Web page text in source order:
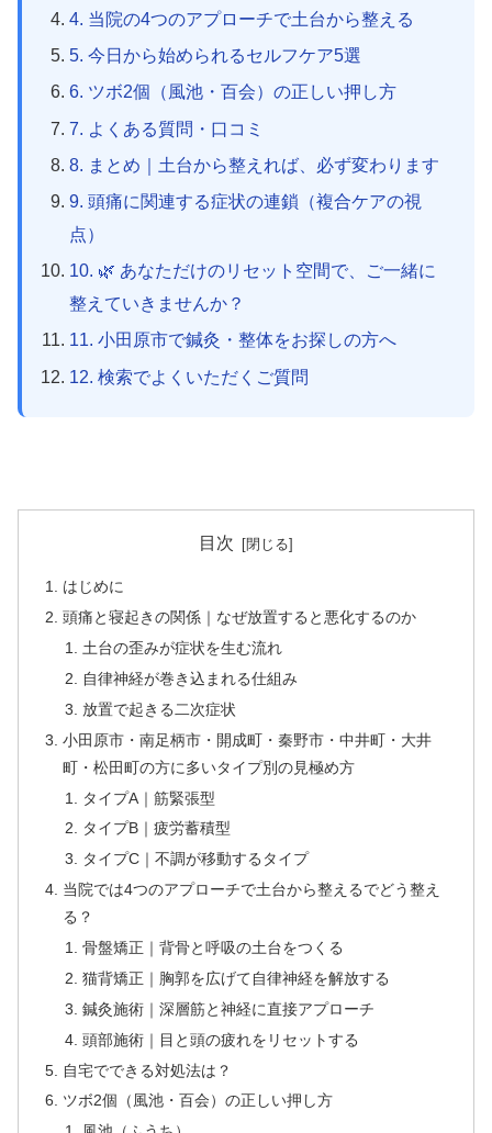
4. 当院の4つのアプローチで土台から整える
5. 今日から始められるセルフケア5選
6. ツボ2個（風池・百会）の正しい押し方
7. よくある質問・口コミ
8. まとめ｜土台から整えれば、必ず変わります
9. 頭痛に関連する症状の連鎖（複合ケアの視
点）
10. 🌿 あなただけのリセット空間で、ご一緒に
整えていきませんか？
11. 小田原市で鍼灸・整体をお探しの方へ
12. 検索でよくいただくご質問
目次
はじめに
頭痛と寝起きの関係｜なぜ放置すると悪化するのか
土台の歪みが症状を生む流れ
自律神経が巻き込まれる仕組み
放置で起きる二次症状
小田原市・南足柄市・開成町・秦野市・中井町・大井
町・松田町の方に多いタイプ別の見極め方
タイプA｜筋緊張型
タイプB｜疲労蓄積型
タイプC｜不調が移動するタイプ
当院では4つのアプローチで土台から整えるでどう整え
る？
骨盤矯正｜背骨と呼吸の土台をつくる
猫背矯正｜胸郭を広げて自律神経を解放する
鍼灸施術｜深層筋と神経に直接アプローチ
頭部施術｜目と頭の疲れをリセットする
自宅でできる対処法は？
ツボ2個（風池・百会）の正しい押し方